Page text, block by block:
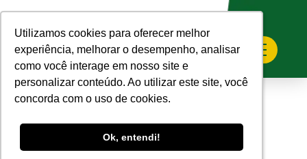
Utilizamos cookies para oferecer melhor
experiência, melhorar o desempenho, analisar
como você interage em nosso site e
personalizar conteúdo. Ao utilizar este site, você
concorda com o uso de cookies.
Ok, entendi!
Utilizamos cookies para oferecer melhor
experiência, melhorar o desempenho, analisar
como você interage em nosso site e
personalizar conteúdo. Ao utilizar este site, você
concorda com o uso de cookies.
Ok, entendi!